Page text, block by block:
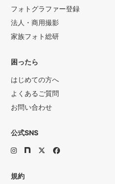
フォトグラファー登録
法人・商用撮影
家族フォト総研
困ったら
はじめての方へ
よくあるご質問
お問い合わせ
公式SNS
規約